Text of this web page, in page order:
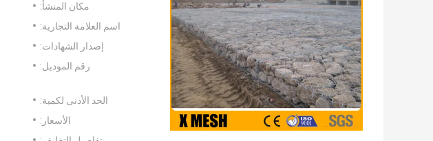
مكان المنشأ:
اسم العلامة التجارية:
إصدار الشهادات:
رقم الموديل:
الحد الأدنى لكمية:
الأسعار: